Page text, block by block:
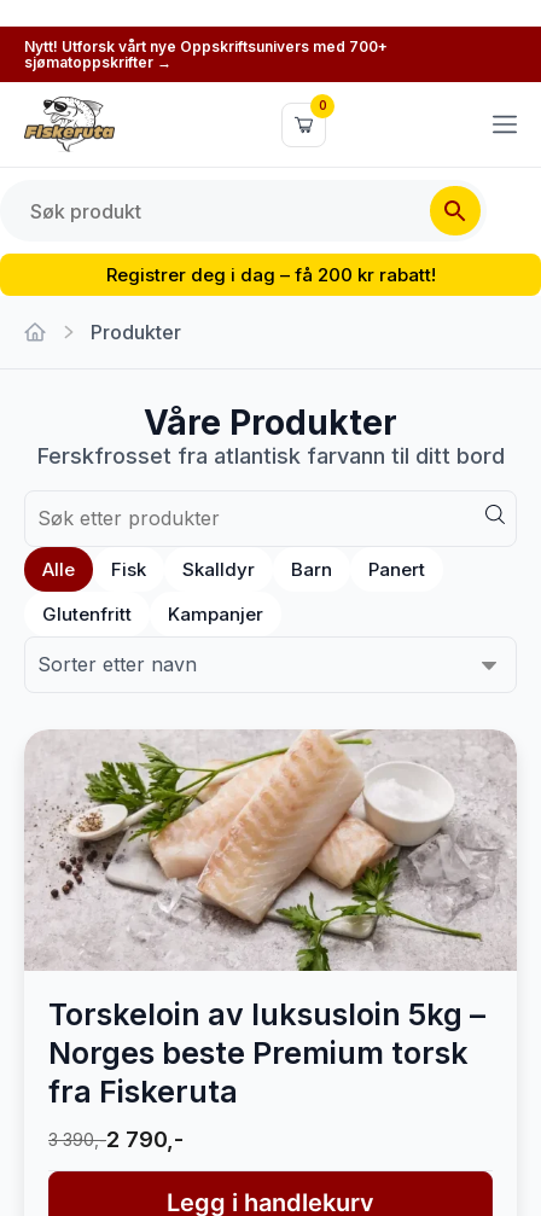
Nytt! Utforsk vårt nye Oppskriftsunivers med 700+
sjømatoppskrifter →
0
Registrer deg i dag – få 200 kr rabatt!
Produkter
Våre Produkter
Ferskfrosset fra atlantisk farvann til ditt bord
Alle Fisk Skalldyr Barn
Panert
Glutenfritt
Kampanjer
Torskeloin av luksusloin 5kg –
Norges beste Premium torsk
fra Fiskeruta
3 390,-2 790,-
Legg i handlekurv